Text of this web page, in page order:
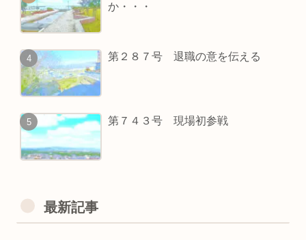
か・・・
第２８７号 退職の意を伝える
第７４３号 現場初参戦
最新記事